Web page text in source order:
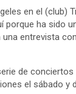
en el (club)
porque ha sido
una entrevista
de conciertos
el sábado y